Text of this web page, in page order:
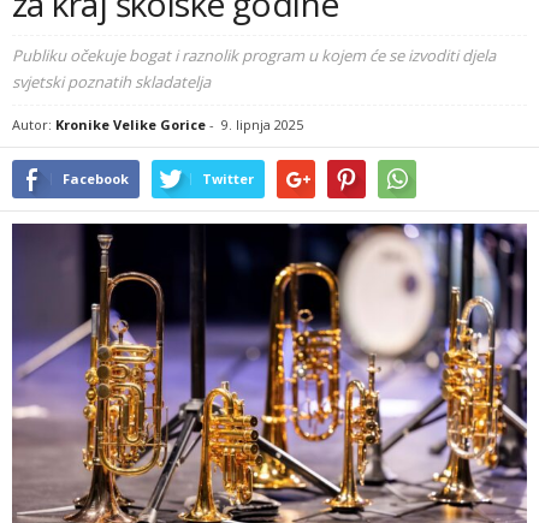
Publiku očekuje bogat i raznolik program u kojem će se izvoditi djela
svjetski poznatih skladatelja
Autor: Kronike Velike Gorice - 9. lipnja 2025
Facebook Twitter